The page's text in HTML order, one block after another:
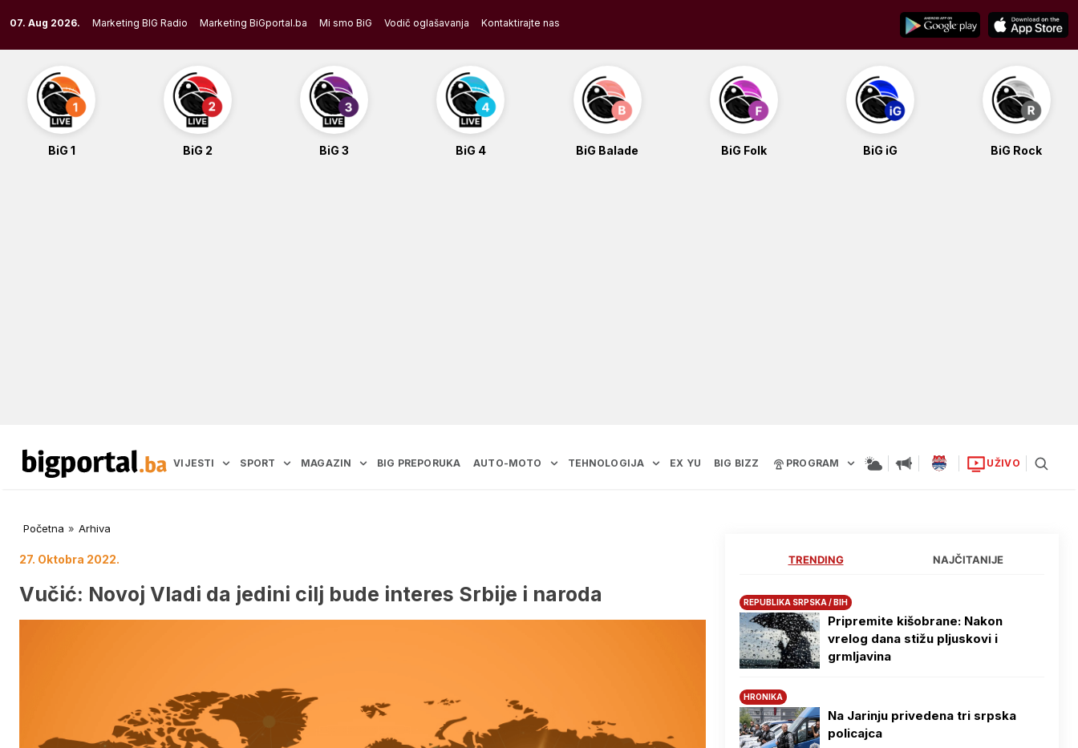
to
content
07. Aug 2026. Marketing BIG Radio Marketing BiGportal.ba Mi smo BiG Vodič oglašavanja Kontaktirajte nas
BiG 1 BiG 2 BiG 3 BiG 4 BiG Balade BiG Folk BiG iG BiG Rock
VIJESTI SPORT MAGAZIN BIG PREPORUKA AUTO-MOTO TEHNOLOGIJA EX YU BIG BIZZ PROGRAM UŽIVO
Početna » Arhiva
27. Oktobra 2022.
Vučić: Novoj Vladi da jedini cilj bude interes Srbije i naroda
TRENDING NAJČITANIJE
REPUBLIKA SRPSKA / BIH
Pripremite kišobrane: Nakon
vrelog dana stižu pljuskovi i
grmljavina
HRONIKA
Na Јarinju privedena tri srpska
policajca